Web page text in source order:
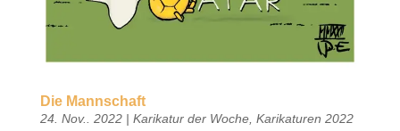
Die Mannschaft
24. Nov.. 2022| Karikatur der Woche, Karikaturen 2022